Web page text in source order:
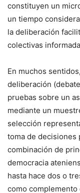
constituyen un
un tiempo
la deliberación
colectivas
En muchos
deliberación
pruebas sobre un
mediante un
selección
toma de decisiones
combinación de
democracia
hasta hace dos o
como